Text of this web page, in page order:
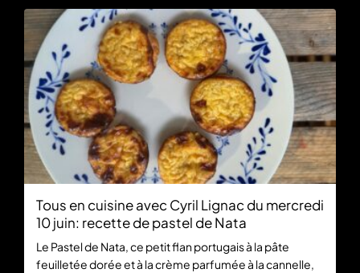
Tous en cuisine avec Cyril Lignac du mercredi
10 juin: recette de pastel de Nata
Le Pastel de Nata, ce petit flan portugais à la pâte
feuilletée dorée et à la crème parfumée à la cannelle,